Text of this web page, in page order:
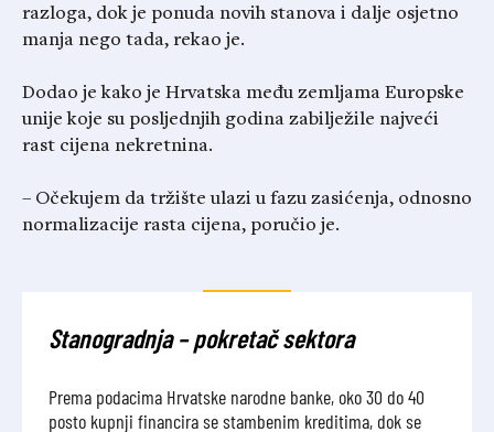
razloga, dok je ponuda novih stanova i dalje osjetno
manja nego tada, rekao je.
Dodao je kako je Hrvatska među zemljama Europske
unije koje su posljednjih godina zabilježile najveći
rast cijena nekretnina.
– Očekujem da tržište ulazi u fazu zasićenja, odnosno
normalizacije rasta cijena, poručio je.
Stanogradnja – pokretač sektora
Prema podacima Hrvatske narodne banke, oko 30 do 40
posto kupnji financira se stambenim kreditima, dok se